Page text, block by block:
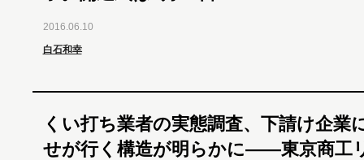
2016.06.10
白石和幸
くい打ち業者の実態調査、下請け企業
せが行く構造が明らかに――東京商工